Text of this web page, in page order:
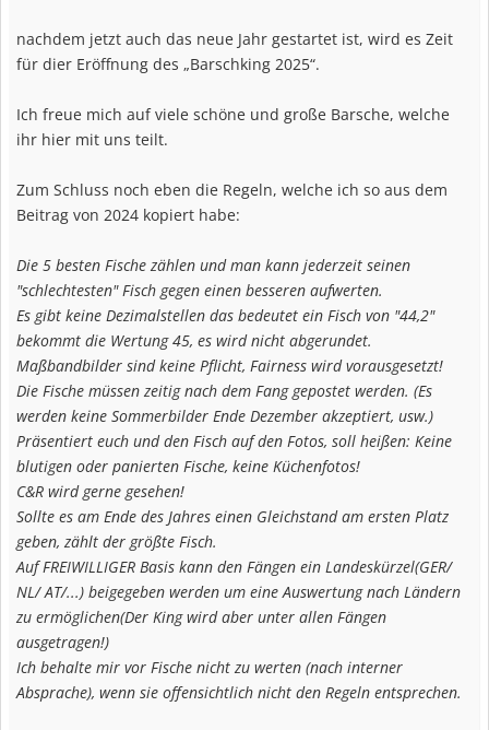
nachdem jetzt auch das neue Jahr gestartet ist, wird es Zeit
für dier Eröffnung des „Barschking 2025“.
Ich freue mich auf viele schöne und große Barsche, welche
ihr hier mit uns teilt.
Zum Schluss noch eben die Regeln, welche ich so aus dem
Beitrag von 2024 kopiert habe:
Die 5 besten Fische zählen und man kann jederzeit seinen
"schlechtesten" Fisch gegen einen besseren aufwerten.
Es gibt keine Dezimalstellen das bedeutet ein Fisch von "44,2"
bekommt die Wertung 45, es wird nicht abgerundet.
Maßbandbilder sind keine Pflicht, Fairness wird vorausgesetzt!
Die Fische müssen zeitig nach dem Fang gepostet werden. (Es
werden keine Sommerbilder Ende Dezember akzeptiert, usw.)
Präsentiert euch und den Fisch auf den Fotos, soll heißen: Keine
blutigen oder panierten Fische, keine Küchenfotos!
C&R wird gerne gesehen!
Sollte es am Ende des Jahres einen Gleichstand am ersten Platz
geben, zählt der größte Fisch.
Auf FREIWILLIGER Basis kann den Fängen ein Landeskürzel(GER/
NL/ AT/...) beigegeben werden um eine Auswertung nach Ländern
zu ermöglichen(Der King wird aber unter allen Fängen
ausgetragen!)
Ich behalte mir vor Fische nicht zu werten (nach interner
Absprache), wenn sie offensichtlich nicht den Regeln entsprechen.